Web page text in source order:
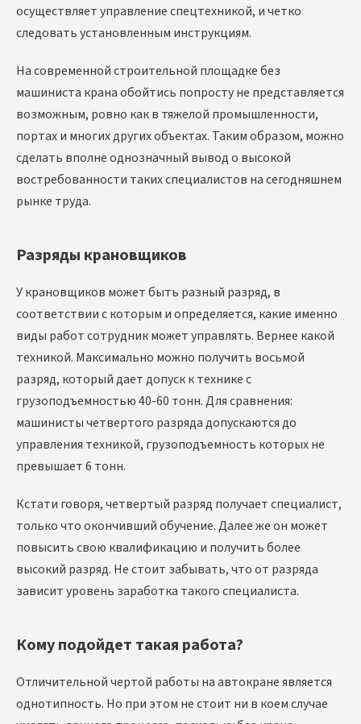
осуществляет управление спецтехникой, и четко
следовать установленным инструкциям.
На современной строительной площадке без
машиниста крана обойтись попросту не представляется
возможным, ровно как в тяжелой промышленности,
портах и многих других объектах. Таким образом, можно
сделать вполне однозначный вывод о высокой
востребованности таких специалистов на сегодняшнем
рынке труда.
Разряды крановщиков
У крановщиков может быть разный разряд, в
соответствии с которым и определяется, какие именно
виды работ сотрудник может управлять. Вернее какой
техникой. Максимально можно получить восьмой
разряд, который дает допуск к технике с
грузоподъемностью 40-60 тонн. Для сравнения:
машинисты четвертого разряда допускаются до
управления техникой, грузоподъемность которых не
превышает 6 тонн.
Кстати говоря, четвертый разряд получает специалист,
только что окончивший обучение. Далее же он может
повысить свою квалификацию и получить более
высокий разряд. Не стоит забывать, что от разряда
зависит уровень заработка такого специалиста.
Кому подойдет такая работа?
Отличительной чертой работы на автокране является
однотипность. Но при этом не стоит ни в коем случае